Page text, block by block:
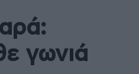
γωνιά